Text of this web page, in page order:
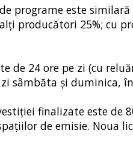
programe este
producători 25%; cu
de 24 ore pe zi (cu
sâmbăta și duminica,
finalizate este de
de emisie. Noua